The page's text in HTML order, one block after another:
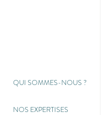
QUI SOMMES-NOUS ?
NOS EXPERTISES